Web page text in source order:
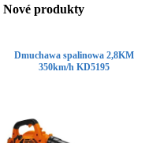
Nové produkty
Dmuchawa spalinowa 2,8KM
350km/h KD5195